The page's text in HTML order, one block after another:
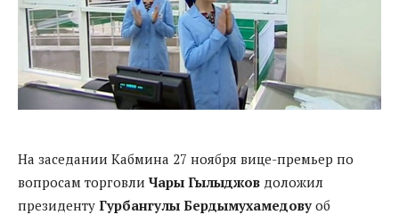
На заседании Кабмина 27 ноября вице-премьер по
вопросам торговли Чары Гылыджов доложил
президенту Гурбангулы Бердымухамедову об